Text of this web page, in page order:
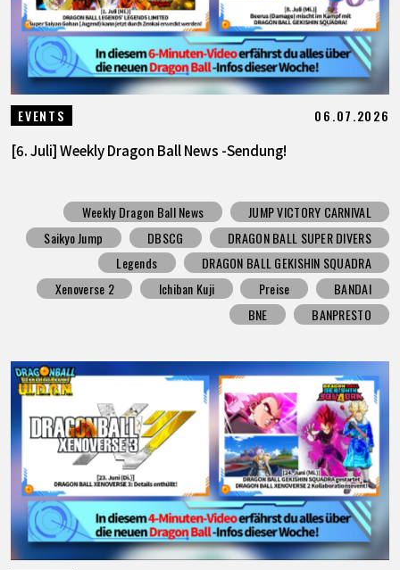
EVENTS 06.07.2026
[6. Juli] Weekly Dragon Ball News -Sendung!
Weekly Dragon Ball News
JUMP VICTORY CARNIVAL
Saikyo Jump
DBSCG
DRAGON BALL SUPER DIVERS
Legends
DRAGON BALL GEKISHIN SQUADRA
Xenoverse 2
Ichiban Kuji Preise
BANDAI
BNE
BANPRESTO